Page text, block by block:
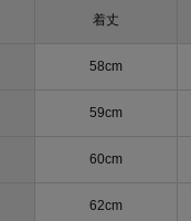
着丈
58cm
59cm
60cm
62cm